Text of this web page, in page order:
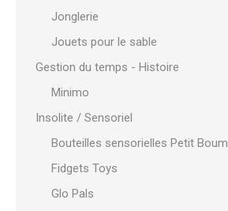
Jonglerie
Jouets pour le sable
Gestion du temps - Histoire
Minimo
Insolite / Sensoriel
Bouteilles sensorielles Petit Boum
Fidgets Toys
Glo Pals